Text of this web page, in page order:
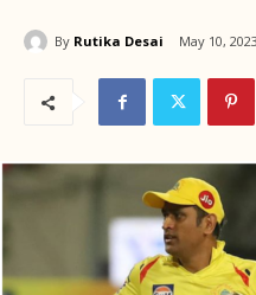
By Rutika Desai May 10, 2023